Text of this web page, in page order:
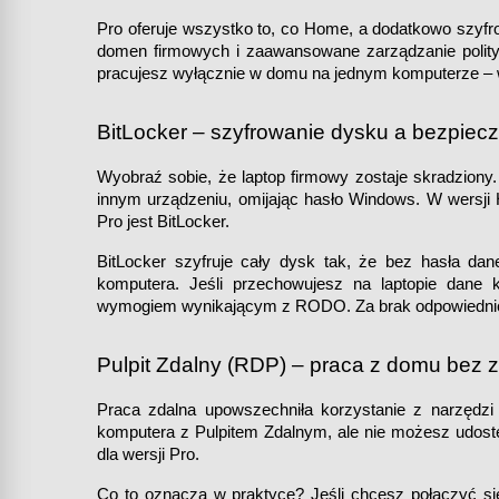
Pro oferuje wszystko to, co Home, a dodatkowo
domen firmowych i zaawansowane zarządzanie
pracujesz wyłącznie w domu na jednym komputerze
BitLocker – szyfrowanie dysku a
Wyobraź sobie, że laptop firmowy zostaje
innym urządzeniu, omijając hasło Windows. W
Pro jest BitLocker.
BitLocker szyfruje cały dysk tak, że bez hasła
komputera. Jeśli przechowujesz na laptopie
wymogiem wynikającym z RODO. Za brak
Pulpit Zdalny (RDP) – praca z domu bez
Praca zdalna upowszechniła korzystanie z
komputera z Pulpitem Zdalnym, ale nie możesz
dla wersji Pro.
Co to oznacza w praktyce? Jeśli chcesz połączyć